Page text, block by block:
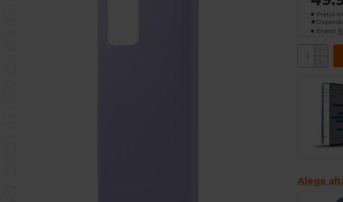
Pretul
Brand:
Alege